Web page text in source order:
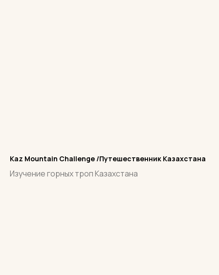
Kaz Mountain Challenge /Путешественник Казахстана
Изучение горных троп Казахстана